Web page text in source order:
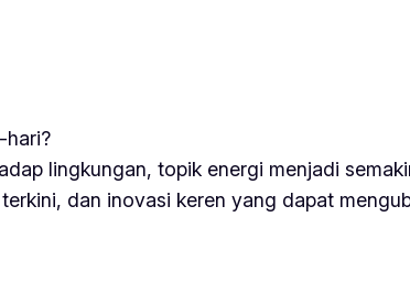
hari?
lingkungan, topik energi menjadi
dan inovasi keren yang dapat